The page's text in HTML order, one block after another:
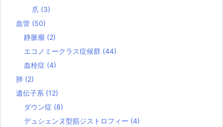
爪 (3)
血管 (50)
静脈瘤 (2)
エコノミークラス症候群 (44)
血栓症 (4)
肺 (2)
遺伝子系 (12)
ダウン症 (8)
デュシェンヌ型筋ジストロフィー (4)